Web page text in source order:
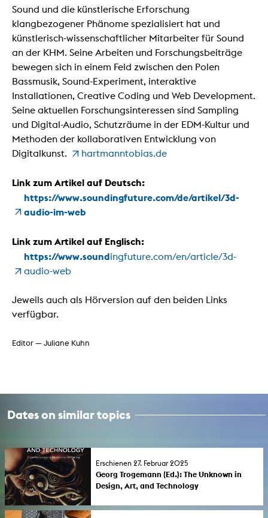
Sound und die künstlerische Erforschung
klangbezogener Phänome spezialisiert hat und
künstlerisch-wissenschaftlicher Mitarbeiter für Sound
an der KHM. Seine Arbeiten und Forschungsbeiträge
bewegen sich in einem Feld zwischen den Polen
Bassmusik, Sound-Experiment, interaktive
Installationen, Creative Coding und Web Development.
Seine aktuellen Forschungsinteressen sind Sampling
und Digital-Audio, Schutzräume in der EDM-Kultur und
Methoden der kollaborativen Entwicklung von
Digitalkunst.
hartmanntobias.de
Link zum Artikel auf Deutsch:
https://www.soundingfuture.com/de/artikel/3d-
audio-im-web
Link zum Artikel auf Englisch:
https://www.soundingfuture.com/en/article/3d-
audio-web
Jeweils auch als Hörversion auf den beiden Links
verfügbar.
Editor — Juliane Kuhn
Dates on similar topics
Erschienen 27. Februar 2025
Georg Trogemann (Ed.): The Unknown in
Design, Art, and Technology
published by the Professor of Experimental